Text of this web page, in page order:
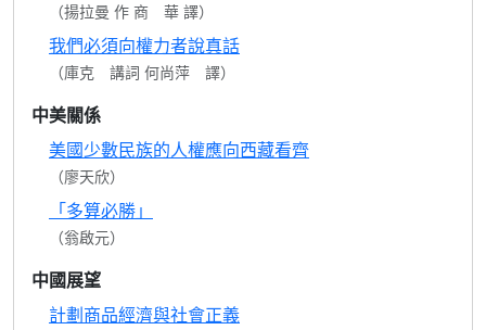
（揚拉曼 作 商 華 譯）
我們必須向權力者說真話
（庫克 講詞 何尚萍 譯）
中美關係
美國少數民族的人權應向西藏看齊
（廖天欣）
「多算必勝」
（翁啟元）
中國展望
計劃商品經濟與社會正義